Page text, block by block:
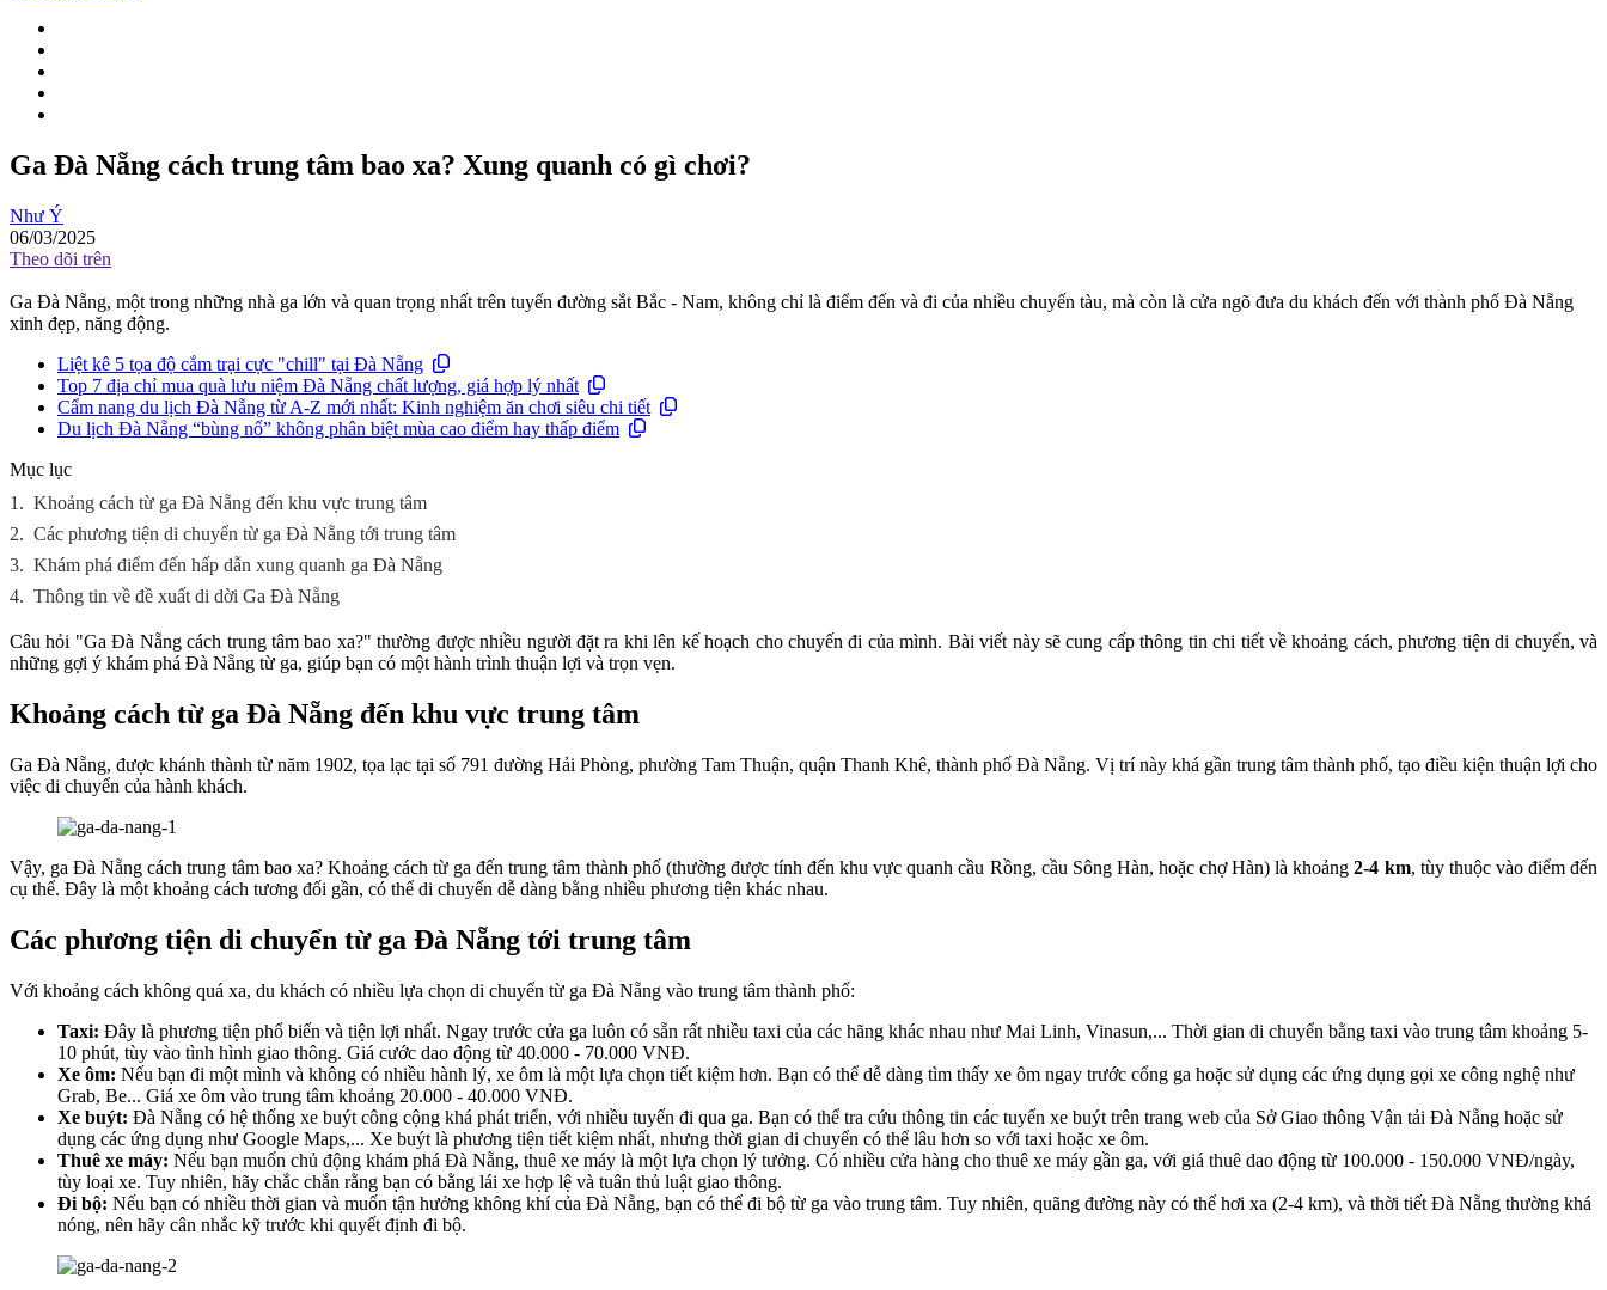
Ga Đà Nẵng cách trung tâm bao xa? Xung quanh có gì chơi?
Như Ý
06/03/2025
Theo dõi trên
Ga Đà Nẵng, một trong những nhà ga lớn và quan trọng nhất trên tuyến đường sắt Bắc - Nam, không chỉ là điểm đến và đi của nhiều chuyến tàu, mà còn là cửa ngõ đưa du khách đến với thành phố Đà Nẵng
xinh đẹp, năng động.
Liệt kê 5 tọa độ cắm trại cực "chill" tại Đà Nẵng
Top 7 địa chỉ mua quà lưu niệm Đà Nẵng chất lượng, giá hợp lý nhất
Cẩm nang du lịch Đà Nẵng từ A-Z mới nhất: Kinh nghiệm ăn chơi siêu chi tiết
Du lịch Đà Nẵng “bùng nổ” không phân biệt mùa cao điểm hay thấp điểm
Mục lục
1. Khoảng cách từ ga Đà Nẵng đến khu vực trung tâm
2. Các phương tiện di chuyển từ ga Đà Nẵng tới trung tâm
3. Khám phá điểm đến hấp dẫn xung quanh ga Đà Nẵng
4. Thông tin về đề xuất di dời Ga Đà Nẵng
Câu hỏi "Ga Đà Nẵng cách trung tâm bao xa?" thường được nhiều người đặt ra khi lên kế hoạch cho chuyến đi của mình. Bài viết này sẽ cung cấp thông tin chi tiết về khoảng cách, phương tiện di chuyển, và
những gợi ý khám phá Đà Nẵng từ ga, giúp bạn có một hành trình thuận lợi và trọn vẹn.
Khoảng cách từ ga Đà Nẵng đến khu vực trung tâm
Ga Đà Nẵng, được khánh thành từ năm 1902, tọa lạc tại số 791 đường Hải Phòng, phường Tam Thuận, quận Thanh Khê, thành phố Đà Nẵng. Vị trí này khá gần trung tâm thành phố, tạo điều kiện thuận lợi cho
việc di chuyển của hành khách.
Vậy, ga Đà Nẵng cách trung tâm bao xa? Khoảng cách từ ga đến trung tâm thành phố (thường được tính đến khu vực quanh cầu Rồng, cầu Sông Hàn, hoặc chợ Hàn) là khoảng2-4 km, tùy thuộc vào điểm đến
cụ thể. Đây là một khoảng cách tương đối gần, có thể di chuyển dễ dàng bằng nhiều phương tiện khác nhau.
Các phương tiện di chuyển từ ga Đà Nẵng tới trung tâm
Với khoảng cách không quá xa, du khách có nhiều lựa chọn di chuyển từ ga Đà Nẵng vào trung tâm thành phố:
Taxi: Đây là phương tiện phổ biến và tiện lợi nhất. Ngay trước cửa ga luôn có sẵn rất nhiều taxi của các hãng khác nhau như Mai Linh, Vinasun,... Thời gian di chuyển bằng taxi vào trung tâm khoảng 5-
10 phút, tùy vào tình hình giao thông. Giá cước dao động từ 40.000 - 70.000 VNĐ.
Xe ôm: Nếu bạn đi một mình và không có nhiều hành lý, xe ôm là một lựa chọn tiết kiệm hơn. Bạn có thể dễ dàng tìm thấy xe ôm ngay trước cổng ga hoặc sử dụng các ứng dụng gọi xe công nghệ như
Grab, Be... Giá xe ôm vào trung tâm khoảng 20.000 - 40.000 VNĐ.
Xe buýt: Đà Nẵng có hệ thống xe buýt công cộng khá phát triển, với nhiều tuyến đi qua ga. Bạn có thể tra cứu thông tin các tuyến xe buýt trên trang web của Sở Giao thông Vận tải Đà Nẵng hoặc sử
dụng các ứng dụng như Google Maps,... Xe buýt là phương tiện tiết kiệm nhất, nhưng thời gian di chuyển có thể lâu hơn so với taxi hoặc xe ôm.
Thuê xe máy: Nếu bạn muốn chủ động khám phá Đà Nẵng, thuê xe máy là một lựa chọn lý tưởng. Có nhiều cửa hàng cho thuê xe máy gần ga, với giá thuê dao động từ 100.000 - 150.000 VNĐ/ngày,
tùy loại xe. Tuy nhiên, hãy chắc chắn rằng bạn có bằng lái xe hợp lệ và tuân thủ luật giao thông.
Đi bộ: Nếu bạn có nhiều thời gian và muốn tận hưởng không khí của Đà Nẵng, bạn có thể đi bộ từ ga vào trung tâm. Tuy nhiên, quãng đường này có thể hơi xa (2-4 km), và thời tiết Đà Nẵng thường khá
nóng, nên hãy cân nhắc kỹ trước khi quyết định đi bộ.